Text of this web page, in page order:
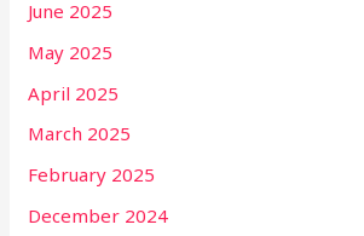
June 2025
May 2025
April 2025
March 2025
February 2025
December 2024